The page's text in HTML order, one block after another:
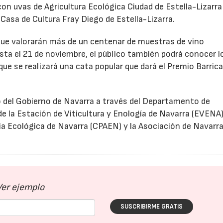
uvas de Agricultura Ecológica Ciudad de Estella-
de Cultura Fray Diego de Estella-Lizarra.
valorarán más de un centenar de muestras de vino
el 21 de noviembre, el público también podrá conocer
se realizará una cata popular que dará el Premio Barrica
Gobierno de Navarra a través del Departamento de
la Estación de Viticultura y Enología de Navarra
de Navarra (CPAEN) y la Asociación de
ejemplo
SUSCRIBIRME GRATIS